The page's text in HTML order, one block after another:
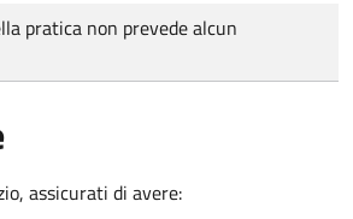
pratica non prevede alcun
assicurati di avere: